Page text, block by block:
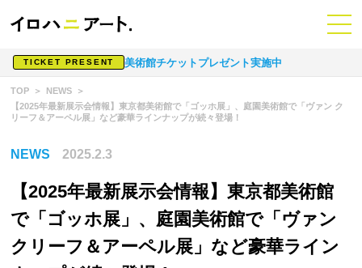
TICKET PRESENT 美術館チケットプレゼント実施中
TOP
NEWS
【2025年最新展示会情報】東京都美術館で「ゴッホ展」、庭園美術館で「ヴァン ク
リーフ＆アーペル展」など豪華ラインナップが続々登場！
NEWS 2025.2.3
【2025年最新展示会情報】東京都美術館
で「ゴッホ展」、庭園美術館で「ヴァン
クリーフ＆アーペル展」など豪華ライン